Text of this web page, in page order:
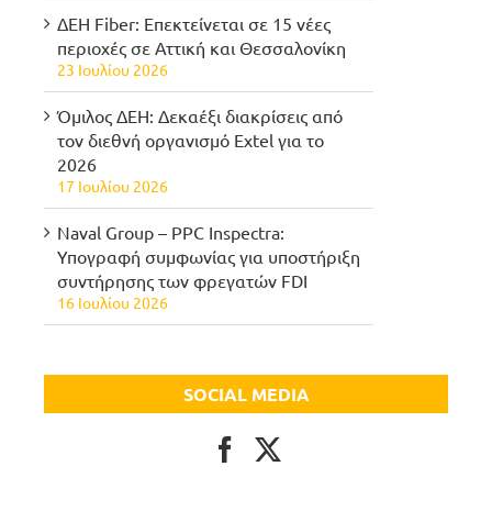
ΔΕΗ Fiber: Επεκτείνεται σε 15 νέες
περιοχές σε Αττική και Θεσσαλονίκη
23 Ιουλίου 2026
Όμιλος ΔΕΗ: Δεκαέξι διακρίσεις από
τον διεθνή οργανισμό Extel για το
2026
17 Ιουλίου 2026
Naval Group – PPC Inspectra:
Υπογραφή συμφωνίας για υποστήριξη
συντήρησης των φρεγατών FDI
16 Ιουλίου 2026
SOCIAL MEDIA